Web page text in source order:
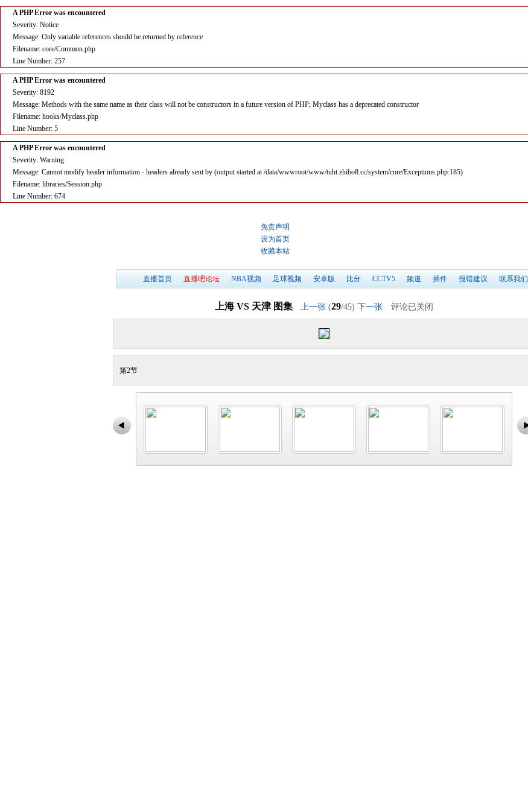
A PHP Error was encountered
Severity: Notice
Message: Only variable references should be returned by reference
Filename: core/Common.php
Line Number: 257
A PHP Error was encountered
Severity: 8192
Message: Methods with the same name as their class will not be constructors in a future version of PHP; Myclass has a deprecated constructor
Filename: hooks/Myclass.php
Line Number: 5
A PHP Error was encountered
Severity: Warning
Message: Cannot modify header information - headers already sent by (output started at /data/wwwroot/www/tuht.zhibo8.cc/system/core/Exceptions.php:185)
Filename: libraries/Session.php
Line Number: 674
免责声明
设为首页
收藏本站
直播首页 直播吧论坛 NBA视频 足球视频 安卓版 比分 CCTV5 频道 插件 报错建议 联系我们
上海 VS 天津 图集 上一张 (29/45) 下一张 评论已关闭
第2节